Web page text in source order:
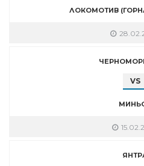
ЛОКОМОТИВ
VS